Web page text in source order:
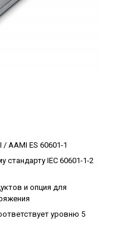
/ AAMI ES 60601-1
стандарту IEC 60601-1-2
и опция для
уровню 5